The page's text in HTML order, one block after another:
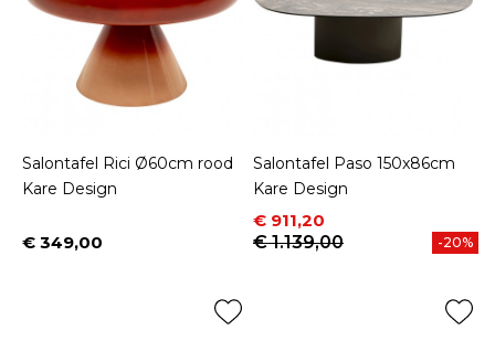
Salontafel Rici Ø60cm rood
Kare Design
Prijs
€ 349,00
Salontafel Paso 150x86cm
Kare Design
Prijs
€ 911,20
Normale prijs
€ 1.139,00
-20%